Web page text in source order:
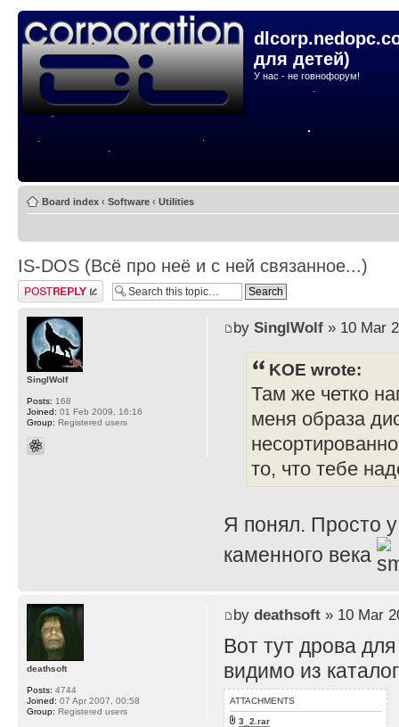
для детей)
У нас - не говнофорум!
Board index ‹ Software ‹ Utilities
IS-DOS (Всё про неё и с ней связанное...)
Post a reply
by SinglWolf» 10 Mar
KOE wrote:
Там же четко
меня образа
то, что тебе
Я понял. Просто
каменного века
SinglWolf
Posts: 168
Joined: 01 Feb 2009, 16:16
Group: Registered users
by deathsoft» 10 Mar
Вот тут дрова
видимо из
ATTACHMENTS
3_2.rar
deathsoft
Posts: 4744
Joined: 07 Apr 2007, 00:58
Group: Registered users